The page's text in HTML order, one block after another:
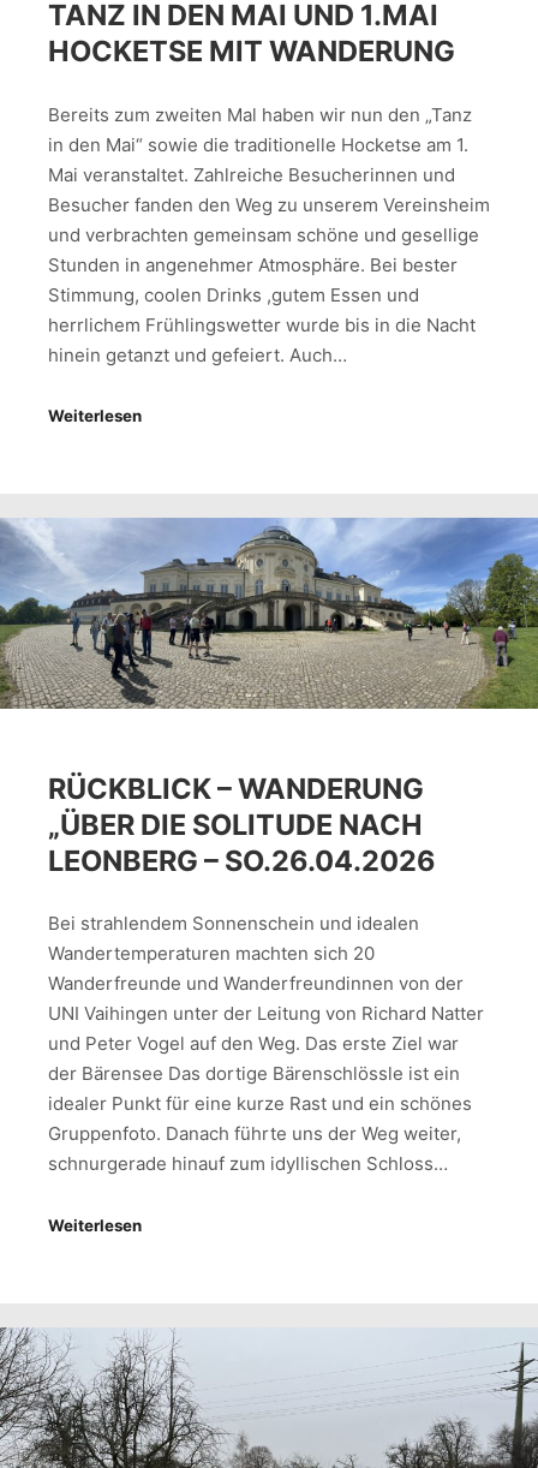
TANZ IN DEN MAI UND 1.MAI
HOCKETSE MIT WANDERUNG
Bereits zum zweiten Mal haben wir nun den „Tanz
in den Mai“ sowie die traditionelle Hocketse am 1.
Mai veranstaltet. Zahlreiche Besucherinnen und
Besucher fanden den Weg zu unserem Vereinsheim
und verbrachten gemeinsam schöne und gesellige
Stunden in angenehmer Atmosphäre. Bei bester
Stimmung, coolen Drinks ,gutem Essen und
herrlichem Frühlingswetter wurde bis in die Nacht
hinein getanzt und gefeiert. Auch…
Weiterlesen
RÜCKBLICK – WANDERUNG
„ÜBER DIE SOLITUDE NACH
LEONBERG – SO.26.04.2026
Bei strahlendem Sonnenschein und idealen
Wandertemperaturen machten sich 20
Wanderfreunde und Wanderfreundinnen von der
UNI Vaihingen unter der Leitung von Richard Natter
und Peter Vogel auf den Weg. Das erste Ziel war
der Bärensee Das dortige Bärenschlössle ist ein
idealer Punkt für eine kurze Rast und ein schönes
Gruppenfoto. Danach führte uns der Weg weiter,
schnurgerade hinauf zum idyllischen Schloss…
Weiterlesen